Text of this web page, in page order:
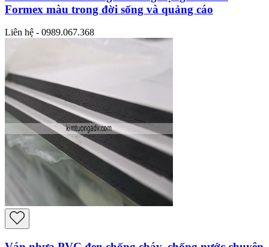
Formex màu trong đời sống và quảng cáo
Liên hệ - 0989.067.368